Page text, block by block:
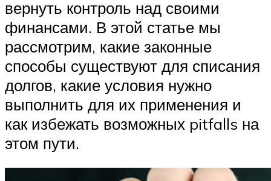
вернуть контроль над своими
финансами. В этой статье мы
рассмотрим, какие законные
способы существуют для списания
долгов, какие условия нужно
выполнить для их применения и
как избежать возможных pitfalls на
этом пути.